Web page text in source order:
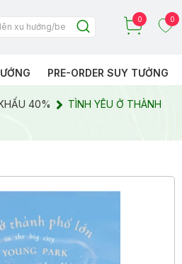
0 0
PRE-ORDER SUY TƯỞNG
40%
TÌNH YÊU Ở THÀNH